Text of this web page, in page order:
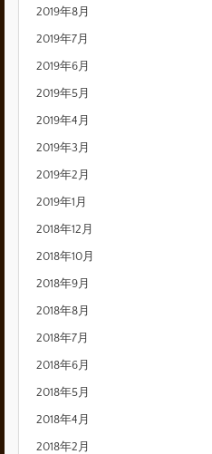
2019年8月
2019年7月
2019年6月
2019年5月
2019年4月
2019年3月
2019年2月
2019年1月
2018年12月
2018年10月
2018年9月
2018年8月
2018年7月
2018年6月
2018年5月
2018年4月
2018年2月